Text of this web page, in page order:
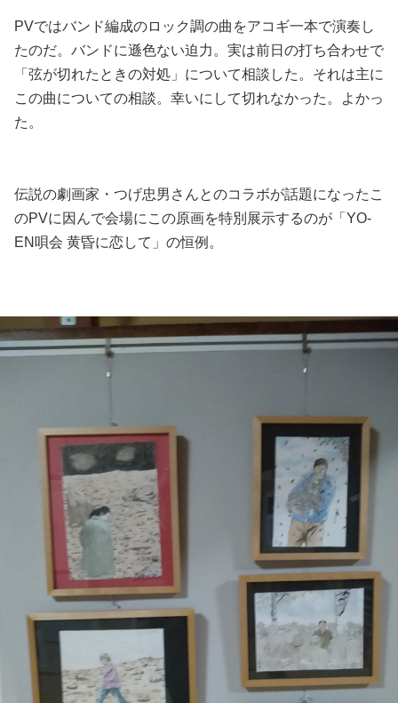
PVではバンド編成のロック調の曲をアコギ一本で演奏し
たのだ。バンドに遜色ない迫力。実は前日の打ち合わせで
「弦が切れたときの対処」について相談した。それは主に
この曲についての相談。幸いにして切れなかった。よかっ
た。
伝説の劇画家・つげ忠男さんとのコラボが話題になったこ
のPVに因んで会場にこの原画を特別展示するのが「YO-
EN唄会 黄昏に恋して」の恒例。